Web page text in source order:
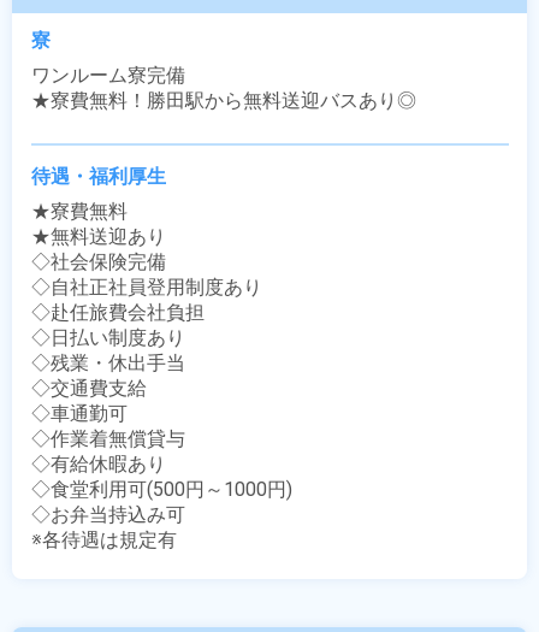
寮
ワンルーム寮完備
★寮費無料！勝田駅から無料送迎バスあり◎
待遇・福利厚生
★寮費無料
★無料送迎あり
◇社会保険完備
◇自社正社員登用制度あり
◇赴任旅費会社負担
◇日払い制度あり
◇残業・休出手当
◇交通費支給
◇車通勤可
◇作業着無償貸与
◇有給休暇あり
◇食堂利用可(500円～1000円)
◇お弁当持込み可
※各待遇は規定有